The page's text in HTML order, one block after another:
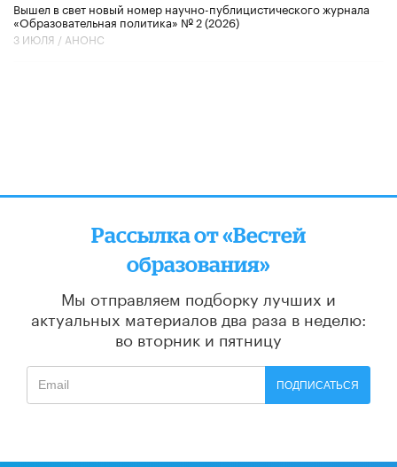
Вышел в свет новый номер научно-публицистического журнала
«Образовательная политика» № 2 (2026)
3 ИЮЛЯ / АНОНС
Рассылка от «Вестей
образования»
Мы отправляем подборку лучших и
актуальных материалов два раза в неделю:
во вторник и пятницу
ПОДПИСАТЬСЯ